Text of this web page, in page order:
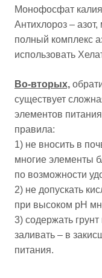
Монофосфат
Антихлороз –
полный комплекс
использовать
Во-вторых,
существует
элементов
правила:
1) не вносить в
многие элементы
по возможности
2) не допускать
при высоком рН
3) содержать
заливать – в
питания.